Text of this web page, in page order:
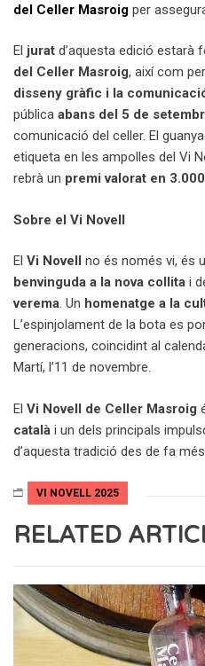
del Celler Masroig per
El jurat d’aquesta edició estarà
del Celler Masroig, així com per
disseny gràfic i la
pública abans del 5 de
comunicació del celler. El
etiqueta en les ampolles del Vi
rebrà un premi valorat en
Sobre el Vi Novell
El Vi Novell no és només vi, és
benvinguda a la nova collita i
verema. Un homenatge a la
L’espinjolament de la bota es
generacions, coincidint al
Martí, l’11 de novembre.
El Vi Novell de Celler Masroig
català i un dels principals
d’aquesta tradició des de fa més
VI NOVELL 2025
RELATED